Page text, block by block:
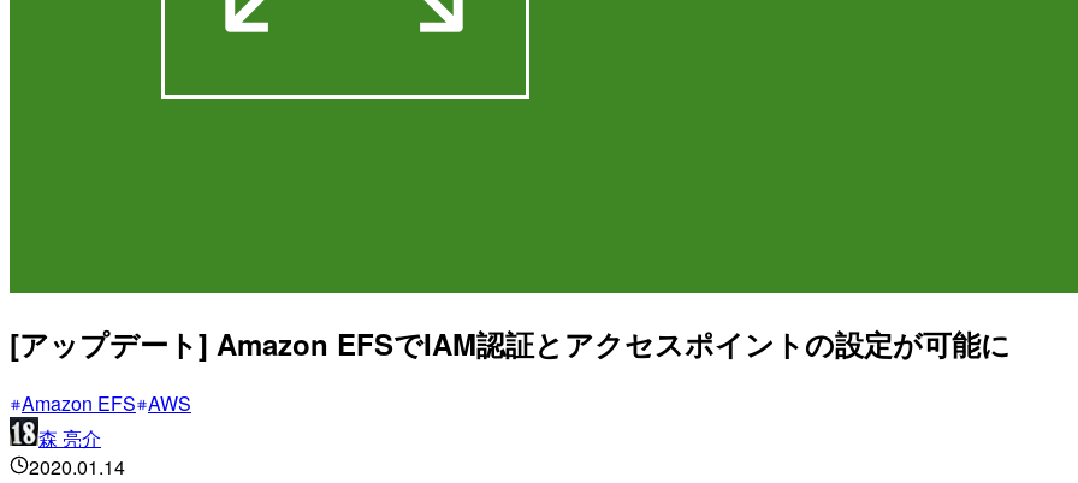
[アップデート] Amazon EFSでIAM認証とアクセスポイントの設定が可能に
Amazon EFS AWS
森 亮介
2020.01.14